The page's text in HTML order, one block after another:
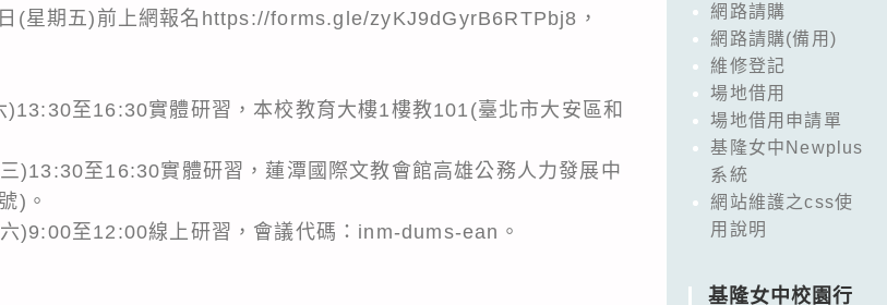
(星期五)前上網報名https://forms.gle/zyKJ9dGyrB6RTPbj8，
至16:30實體研習，本校教育大樓1樓教101(臺北市大安區和
)13:30至16:30實體研習，蓮潭國際文教會館高雄公務人力發展中
)。
)9:00至12:00線上研習，會議代碼：inm-dums-ean。
網路請購
網路請購(備用)
維修登記
場地借用
場地借用申請單
基隆女中Newplus
系統
網站維護之css使
用說明
基隆女中校園行